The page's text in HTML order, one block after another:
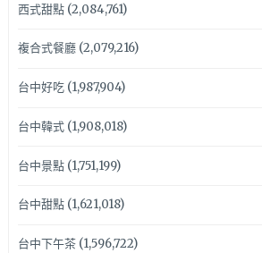
西式甜點(2,084,761)
複合式餐廳(2,079,216)
台中好吃(1,987,904)
台中韓式(1,908,018)
台中景點(1,751,199)
台中甜點(1,621,018)
台中下午茶(1,596,722)